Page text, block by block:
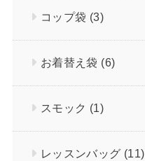
コップ袋 (3)
お着替え袋 (6)
スモック (1)
レッスンバッグ (11)